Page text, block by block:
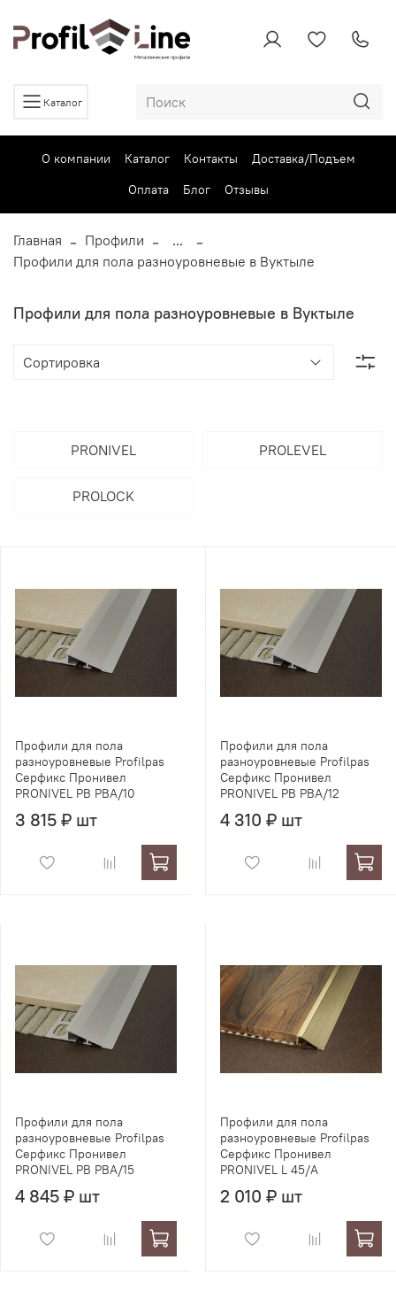
Каталог
О компании Каталог Контакты
Доставка/Подъем
Оплата
Блог Отзывы
Главная Профили
...
Профили для пола разноуровневые в Вуктыле
Профили для пола разноуровневые в Вуктыле
PRONIVEL PROLEVEL
PROLOCK
Профили для пола
разноуровневые Profilpas
Серфикс Пронивел
PRONIVEL PB PBA/10
3 815 ₽ шт
Профили для пола
разноуровневые Profilpas
Серфикс Пронивел
PRONIVEL PB PBA/12
4 310 ₽ шт
Профили для пола
разноуровневые Profilpas
Серфикс Пронивел
PRONIVEL PB PBA/15
4 845 ₽ шт
Профили для пола
разноуровневые Profilpas
Серфикс Пронивел
PRONIVEL L 45/A
2 010 ₽ шт